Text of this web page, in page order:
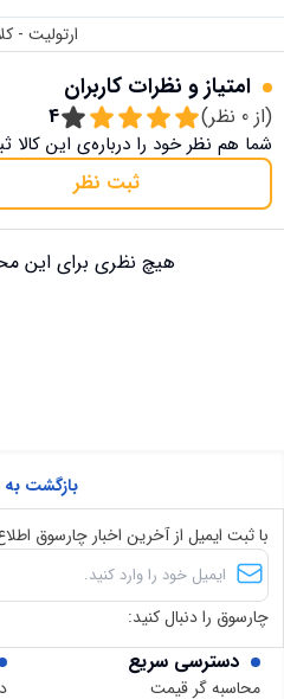
ارتولیت -
امتیاز و نظرات کاربران
(از 0 نظر) 4
شما هم نظر خود را درباره‌ی این کالا
ثبت نظر
هیچ نظری برای این
دسترسی سریع
محاسبه گر قیمت
بازگشت به
با ثبت ایمیل از آخرین اخبار چارسوق
چارسوق را دنبال کنید: